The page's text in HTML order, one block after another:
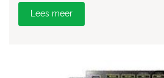
Lees meer